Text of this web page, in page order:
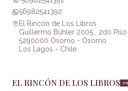
56982541392
El Rincón de Los Libros
Guillermo Bühler 2005 , 2do Piso
5290000 Osorno - Osorno
Los Lagos - Chile
EL RINCÓN DE LOS LIBROS